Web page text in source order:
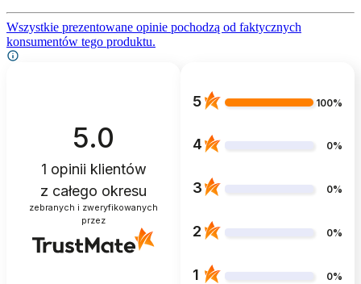
Wszystkie prezentowane opinie pochodzą od faktycznych
konsumentów tego produktu.
5.0
1 opinii klientów
z całego okresu
zebranych i zweryfikowanych
przez
5 100%
4 0%
3 0%
2 0%
1 0%